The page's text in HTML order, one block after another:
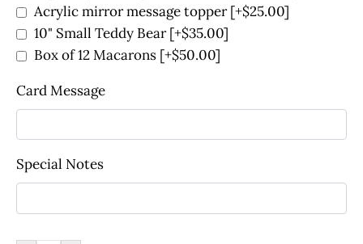
Acrylic mirror message topper[+$25.00]
10" Small Teddy Bear[+$35.00]
Box of 12 Macarons [+$50.00]
Card Message
Special Notes